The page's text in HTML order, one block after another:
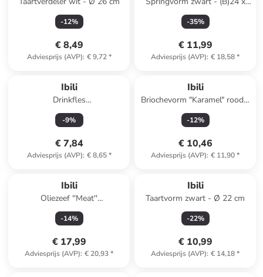
-12%
€ 8,49
Adviesprijs (AVP): € 9,72*
(D)24 cm
-35%
€ 11,99
Adviesprijs (AVP): € 18,58*
Ibili
Drinkfles
transparant/zilverkleurig- 1 l
-9%
€ 7,84
Adviesprijs (AVP): € 8,65*
Ibili
Briochevorm "Karamel" rood -
Ø 22 cm
-12%
€ 10,46
Adviesprijs (AVP): € 11,90*
Ibili
Oliezeef ''Meat''
zilverkleurig/groen - 500 ml
-14%
€ 17,99
Adviesprijs (AVP): € 20,93*
Ibili
Taartvorm zwart - Ø 22 cm
-22%
€ 10,99
Adviesprijs (AVP): € 14,18*